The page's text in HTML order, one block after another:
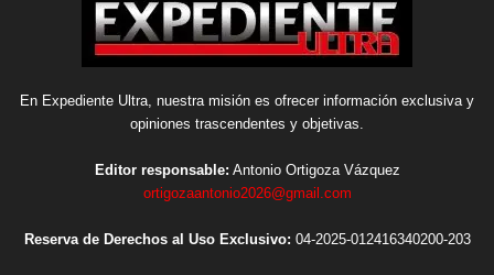
En Expediente Ultra, nuestra misión es ofrecer información exclusiva y
opiniones trascendentes y objetivas.
Editor responsable: Antonio Ortigoza Vázquez
ortigozaantonio2026@gmail.com
Reserva de Derechos al Uso Exclusivo: 04-2025-012416340200-203